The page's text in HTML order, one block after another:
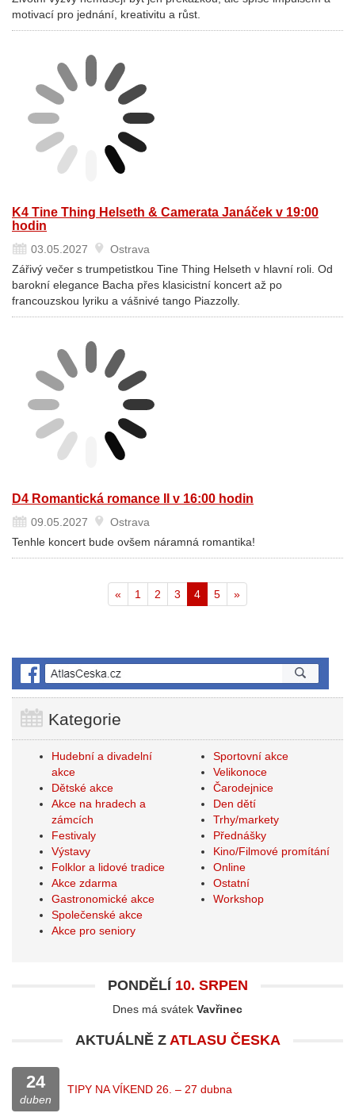
motivací pro jednání, kreativitu a růst.
K4 Tine Thing Helseth & Camerata Janáček v 19:00
hodin
03.05.2027
Ostrava
Zářivý večer s trumpetistkou Tine Thing Helseth v hlavní roli. Od
barokní elegance Bacha přes klasicistní koncert až po
francouzskou lyriku a vášnivé tango Piazzolly.
D4 Romantická romance II v 16:00 hodin
09.05.2027
Ostrava
Tenhle koncert bude ovšem náramná romantika!
« 1 2 3 4 5 »
Kategorie
Hudební a divadelní
akce
Dětské akce
Akce na hradech a
zámcích
Festivaly
Výstavy
Folklor a lidové tradice
Akce zdarma
Gastronomické akce
Společenské akce
Akce pro seniory
Sportovní akce
Velikonoce
Čarodejnice
Den dětí
Trhy/markety
Přednášky
Kino/Filmové promítání
Online
Ostatní
Workshop
PONDĚLÍ 10. SRPEN
Dnes má svátek Vavřinec
AKTUÁLNĚ Z ATLASU ČESKA
24
duben
TIPY NA VÍKEND 26. – 27 dubna